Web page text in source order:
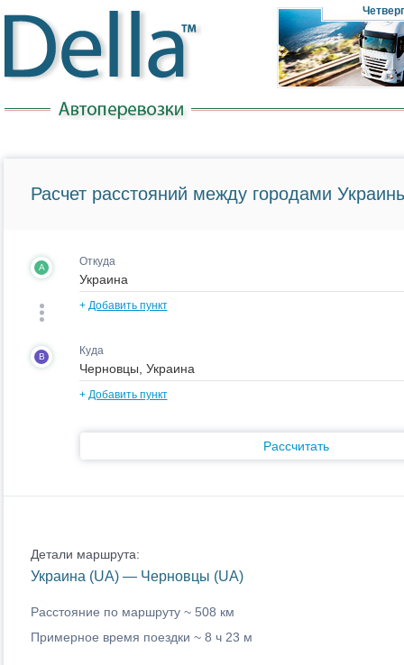
Четверг
Расчет расстояний между городами
A Откуда
+ Добавить пункт
B Куда
+ Добавить пункт
Рассчитать
Детали маршрута:
Украина (UA) — Черновцы (UA)
Расстояние по маршруту ~ 508 км
Примерное время поездки ~ 8 ч 23 м